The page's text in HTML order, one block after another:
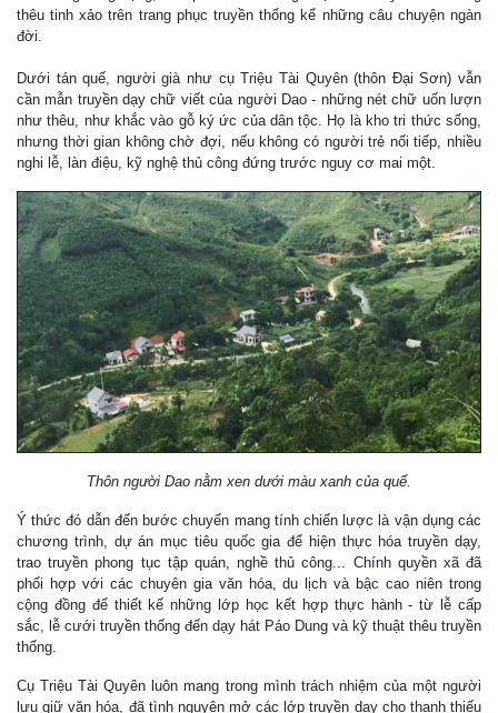
thêu tinh xảo trên trang phục truyền thống kể những câu chuyện ngàn
đời.
Dưới tán quế, người già như cụ Triệu Tài Quyên (thôn Đại Sơn) vẫn
cần mẫn truyền dạy chữ viết của người Dao - những nét chữ uốn lượn
như thêu, như khắc vào gỗ ký ức của dân tộc. Họ là kho tri thức sống,
nhưng thời gian không chờ đợi, nếu không có người trẻ nối tiếp, nhiều
nghi lễ, làn điệu, kỹ nghệ thủ công đứng trước nguy cơ mai một.
Thôn người Dao nằm xen dưới màu xanh của quế.
Ý thức đó dẫn đến bước chuyển mang tính chiến lược là vận dụng các
chương trình, dự án mục tiêu quốc gia để hiện thực hóa truyền dạy,
trao truyền phong tục tập quán, nghề thủ công... Chính quyền xã đã
phối hợp với các chuyên gia văn hóa, du lịch và bậc cao niên trong
cộng đồng để thiết kế những lớp học kết hợp thực hành - từ lễ cấp
sắc, lễ cưới truyền thống đến dạy hát Páo Dung và kỹ thuật thêu truyền
thống.
Cụ Triệu Tài Quyên luôn mang trong mình trách nhiệm của một người
lưu giữ văn hóa, đã tình nguyện mở các lớp truyền dạy cho thanh thiếu